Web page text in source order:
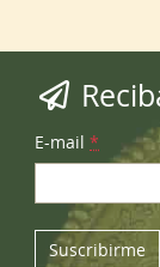
E-mail *
Suscribirme